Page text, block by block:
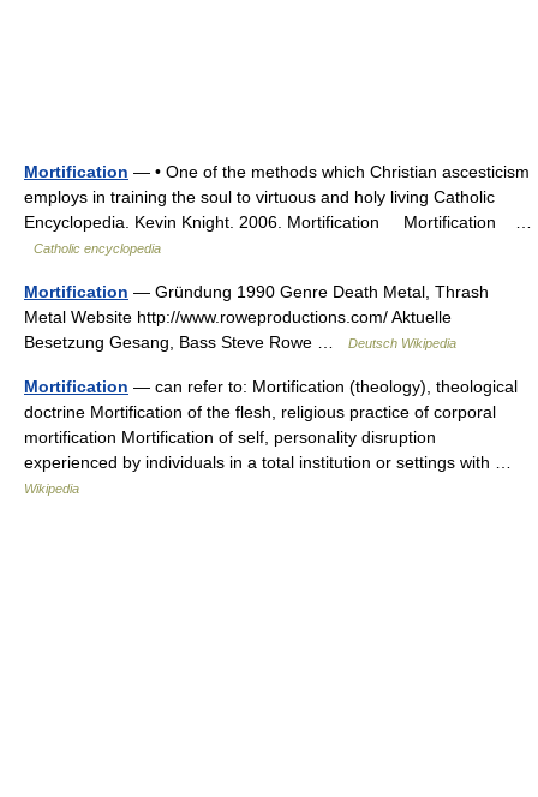
Mortification — • One of the methods which Christian ascesticism
employs in training the soul to virtuous and holy living Catholic
Encyclopedia. Kevin Knight. 2006. Mortification Mortification …
Catholic encyclopedia
Mortification — Gründung 1990 Genre Death Metal, Thrash
Metal Website http://www.roweproductions.com/ Aktuelle
Besetzung Gesang, Bass Steve Rowe …
Deutsch Wikipedia
Mortification — can refer to: Mortification (theology), theological
doctrine Mortification of the flesh, religious practice of corporal
mortification Mortification of self, personality disruption
experienced by individuals in a total institution or settings with …
Wikipedia